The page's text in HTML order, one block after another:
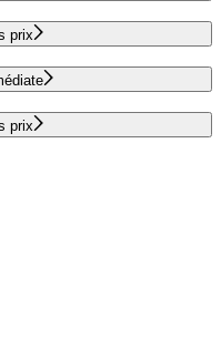
prix
prix